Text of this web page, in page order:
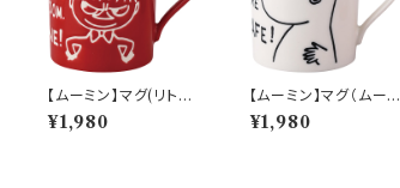
【ムーミン】マグ(リトルミ
ィ）【MM9000】MM9
002-11
¥1,980
【ムーミン】マグ（ムーミ
ン）【MM9000】MM9
001-11
¥1,980